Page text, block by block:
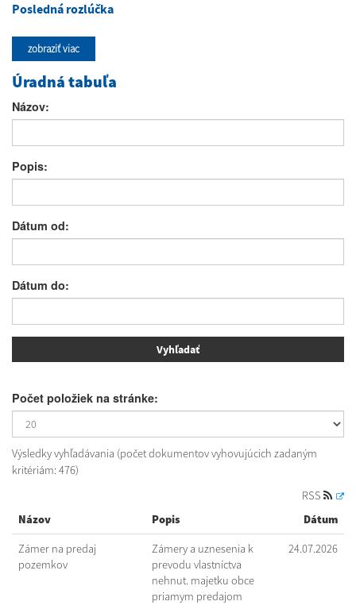
Posledná rozlúčka
zobraziť viac
Úradná tabuľa
Názov:
Popis:
Dátum od:
Dátum do:
Počet položiek na stránke:
Výsledky vyhľadávania (počet dokumentov vyhovujúcich zadaným
kritériám: 476)
RSS
Názov
Popis Dátum
Zámer na predaj
pozemkov
Zámery a uznesenia k
prevodu vlastníctva
nehnut. majetku obce
priamym predajom
24.07.2026